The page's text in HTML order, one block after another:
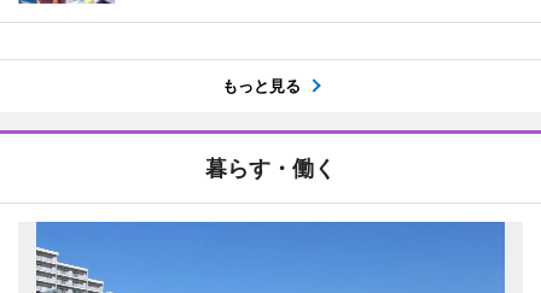
もっと見る
暮らす・働く